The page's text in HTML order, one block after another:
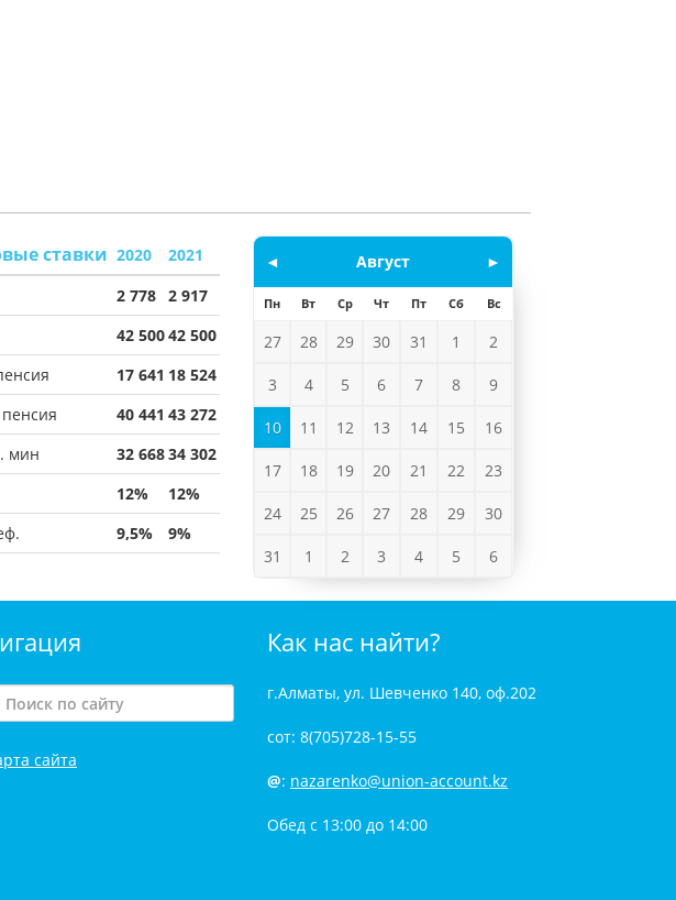
ставки 2020
2021
2 778 2 917
42 50042 500
17 641 18 524
40 441 43 272
мин
32 66834 302
12%
12%
9,5% 9%
◄ ►
Август
Пн Вт Ср Чт Пт Сб Вс
27 28 29 30 31 1 2
3 4 5 6 7 8 9
10 11 12 13 14 15 16
17 18 19 20 21 22 23
24 25 26 27 28 29 30
31 1 2 3 4 5 6
сайта
Как нас найти?
г.Алматы, ул. Шевченко 140, оф.202
сот: 8(705)728-15-55
@: nazarenko@union-account.kz
Обед с 13:00 до 14:00